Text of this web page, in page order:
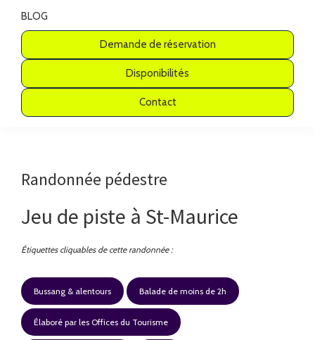
BLOG
Demande de réservation
Disponibilités
Contact
Randonnée pédestre
Jeu de piste à St-Maurice
Étiquettes cliquables de cette randonnée :
Bussang & alentours Balade de moins de 2h
Élaboré par les Offices du Tourisme